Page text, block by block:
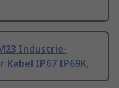
Industrie-
IP67 IP69K,